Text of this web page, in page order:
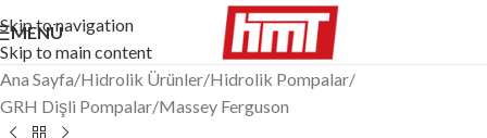
Skip to navigation
Skip to main content
MENÜ
Ana Sayfa/Hidrolik Ürünler/Hidrolik Pompalar/
GRH Dişli Pompalar/Massey Ferguson